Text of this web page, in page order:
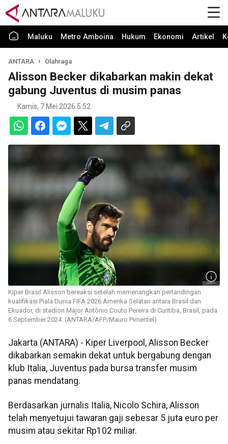
Maluku Metro Amboina Hukum Ekonomi Artikel
ANTARA Olahraga
Alisson Becker dikabarkan makin dekat
gabung Juventus di musim panas
Kamis, 7 Mei 2026 5:52
Kiper Brasil Alisson bereaksi setelah memenangkan pertandingan
kualifikasi Piala Dunia FIFA 2026 Amerika Selatan antara Brasil dan
Ekuador, di stadion Major Antônio Couto Pereira di Curitiba, Brasil, pada
6 September 2024. (ANTARA/AFP/Mauro Pimentel)
Jakarta (ANTARA) - Kiper Liverpool, Alisson Becker
dikabarkan semakin dekat untuk bergabung dengan
klub Italia, Juventus pada bursa transfer musim
panas mendatang.
Berdasarkan jurnalis Italia, Nicolo Schira, Alisson
telah menyetujui tawaran gaji sebesar 5 juta euro per
musim atau sekitar Rp102 miliar.